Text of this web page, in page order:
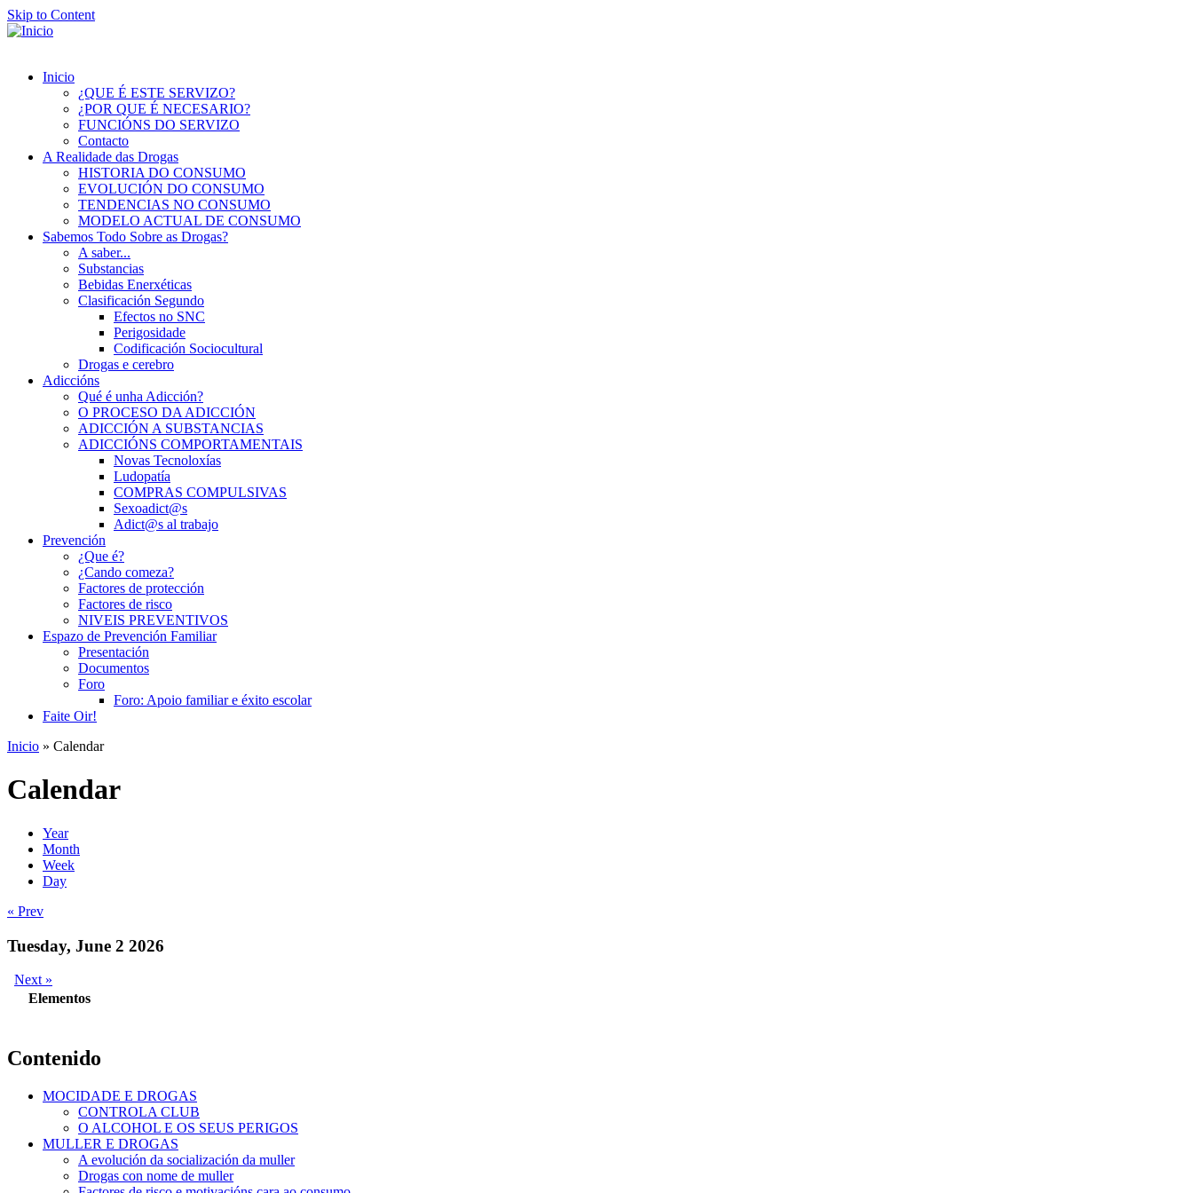
Skip to Content
Inicio
¿QUE É ESTE SERVIZO?
¿POR QUE É NECESARIO?
FUNCIÓNS DO SERVIZO
Contacto
A Realidade das Drogas
HISTORIA DO CONSUMO
EVOLUCIÓN DO CONSUMO
TENDENCIAS NO CONSUMO
MODELO ACTUAL DE CONSUMO
Sabemos Todo Sobre as Drogas?
A saber...
Substancias
Bebidas Enerxéticas
Clasificación Segundo
Efectos no SNC
Perigosidade
Codificación Sociocultural
Drogas e cerebro
Adiccións
Qué é unha Adicción?
O PROCESO DA ADICCIÓN
ADICCIÓN A SUBSTANCIAS
ADICCIÓNS COMPORTAMENTAIS
Novas Tecnoloxías
Ludopatía
COMPRAS COMPULSIVAS
Sexoadict@s
Adict@s al trabajo
Prevención
¿Que é?
¿Cando comeza?
Factores de protección
Factores de risco
NIVEIS PREVENTIVOS
Espazo de Prevención Familiar
Presentación
Documentos
Foro
Foro: Apoio familiar e éxito escolar
Faite Oir!
Inicio » Calendar
Calendar
Year
Month
Week
Day
« Prev
Tuesday, June 2 2026
Next »
Elementos
Contenido
MOCIDADE E DROGAS
CONTROLA CLUB
O ALCOHOL E OS SEUS PERIGOS
MULLER E DROGAS
A evolución da socialización da muller
Drogas con nome de muller